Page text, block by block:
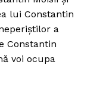
lui Constantin
a
Constantin
voi ocupa